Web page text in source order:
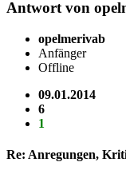
Antwort von
opelmerivab
Anfänger
Offline
09.01.2014
6
1
Re: Anregungen,